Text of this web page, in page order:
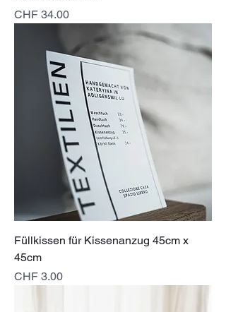
Preis
CHF 34.00
Füllkissen für Kissenanzug 45cm x
45cm
Preis
CHF 3.00